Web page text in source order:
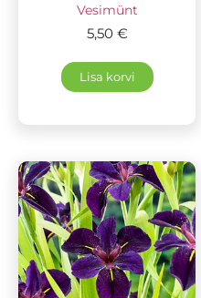
Vesimünt
5,50 €
Lisa korvi